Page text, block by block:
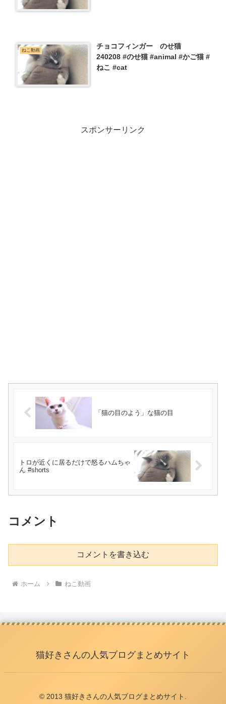
ねこ動画
チョコフィンガー のせ猫
240208 #のせ猫 #animal #かご猫 #
ねこ #cat
スポンサーリンク
「猫の目のよう」な猫の目
トロが近くに居るだけで怒るハムちゃ
ん #shorts
コメント
コメントを書き込む
ホーム ねこ動画
猫好きさんの人気ブログまとめサイト
© 2013 猫好きさんの人気ブログまとめサイト.